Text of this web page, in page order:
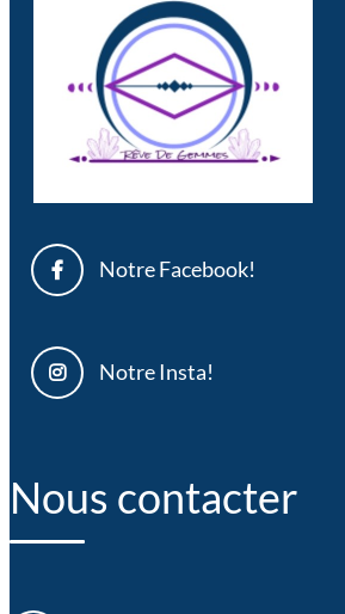
Notre Facebook!
Notre Insta!
Nous contacter